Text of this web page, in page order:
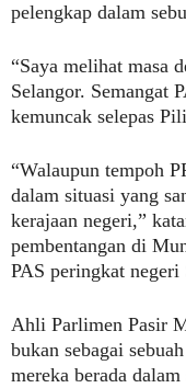
pelengkap dalam
“Saya melihat masa
Selangor. Semangat
kemuncak selepas
“Walaupun tempoh
dalam situasi yang
kerajaan negeri,”
pembentangan di
PAS peringkat
Ahli Parlimen Pasir
bukan sebagai
mereka berada